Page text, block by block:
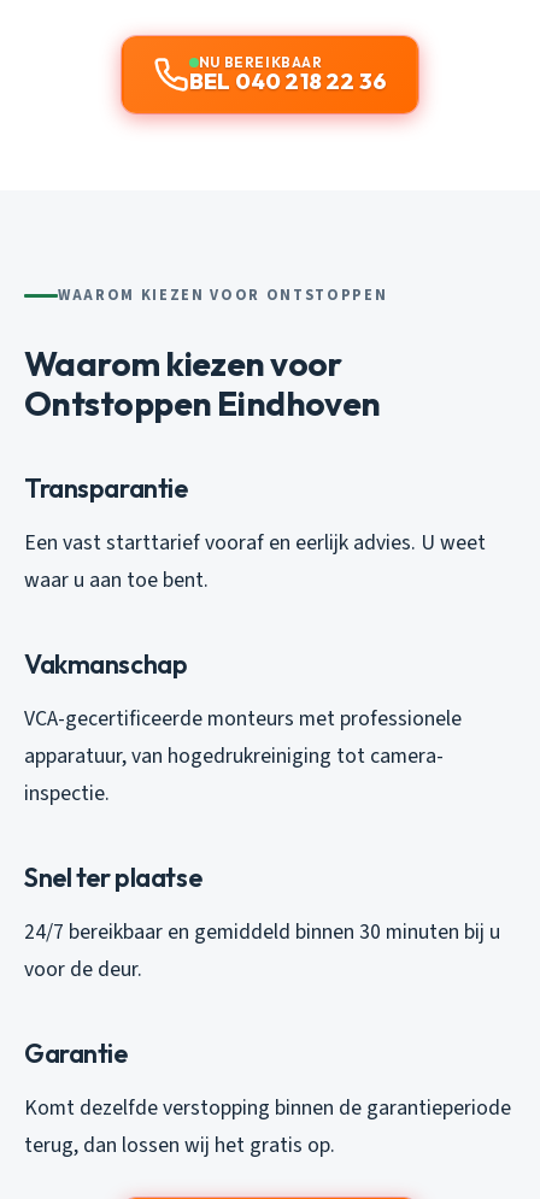
NU BEREIKBAAR
BEL 040 218 22 36
WAAROM KIEZEN VOOR ONTSTOPPEN
Waarom kiezen voor
Ontstoppen Eindhoven
Transparantie
Een vast starttarief vooraf en eerlijk advies. U weet
waar u aan toe bent.
Vakmanschap
VCA-gecertificeerde monteurs met professionele
apparatuur, van hogedrukreiniging tot camera-
inspectie.
Snel ter plaatse
24/7 bereikbaar en gemiddeld binnen 30 minuten bij u
voor de deur.
Garantie
Komt dezelfde verstopping binnen de garantieperiode
terug, dan lossen wij het gratis op.